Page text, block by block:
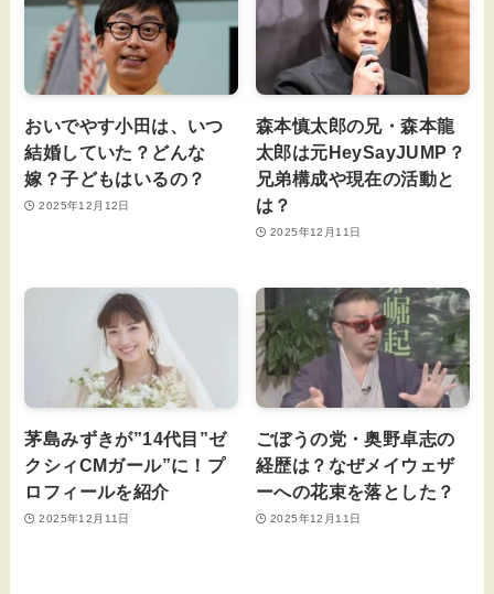
おいでやす小田は、いつ
結婚していた？どんな
嫁？子どもはいるの？
2025年12月12日
森本慎太郎の兄・森本龍
太郎は元HeySayJUMP？
兄弟構成や現在の活動と
は？
2025年12月11日
茅島みずきが”14代目”ゼ
クシィCMガール”に！プ
ロフィールを紹介
2025年12月11日
ごぼうの党・奥野卓志の
経歴は？なぜメイウェザ
ーへの花束を落とした？
2025年12月11日